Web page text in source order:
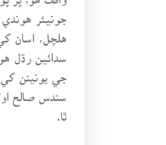
جونيئر
هلچل، اسان
سدائين رڌل
جي يونينن
سندس صالح
ٿا.